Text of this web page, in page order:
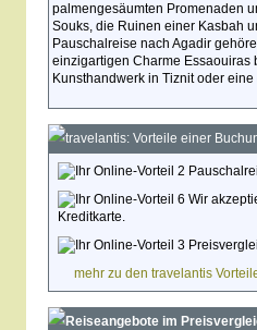
palmengesäumten Promenaden
Souks, die Ruinen einer Kasbah
Pauschalreise nach Agadir
einzigartigen Charme Essaouiras
Kunsthandwerk in Tiznit oder
travelantis: Vorteile einer
Wir
Kreditkarte.
mehr zu den travelantis
Reiseangebote im